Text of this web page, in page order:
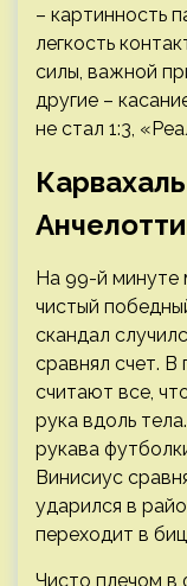
– картинность
легкость
силы, важной
другие –
не стал 1:3,
Анчелотти
На 99-й минуте
чистый
скандал
сравнял счет.
считают все,
рука вдоль
рукава
Винисиус
ударился в
переходит в
Чисто плечом в